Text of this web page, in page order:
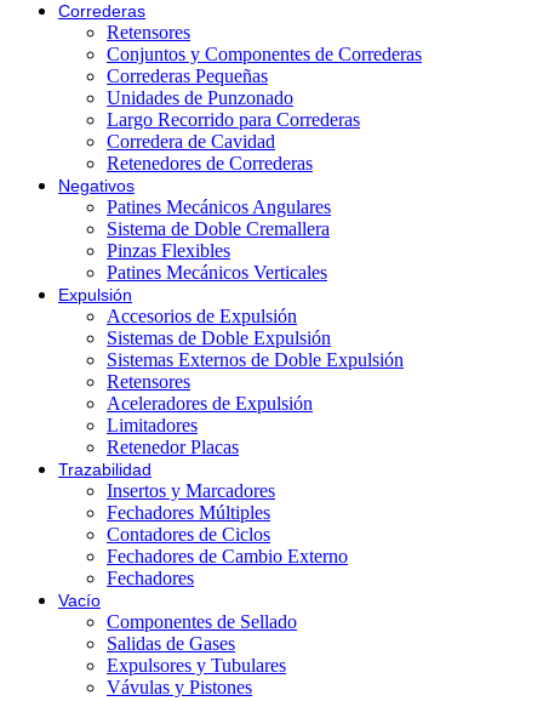
Correderas
Retensores
Conjuntos y Componentes de Correderas
Correderas Pequeñas
Unidades de Punzonado
Largo Recorrido para Correderas
Corredera de Cavidad
Retenedores de Correderas
Negativos
Patines Mecánicos Angulares
Sistema de Doble Cremallera
Pinzas Flexibles
Patines Mecánicos Verticales
Expulsión
Accesorios de Expulsión
Sistemas de Doble Expulsión
Sistemas Externos de Doble Expulsión
Retensores
Aceleradores de Expulsión
Limitadores
Retenedor Placas
Trazabilidad
Insertos y Marcadores
Fechadores Múltiples
Contadores de Ciclos
Fechadores de Cambio Externo
Fechadores
Vacío
Componentes de Sellado
Salidas de Gases
Expulsores y Tubulares
Vávulas y Pistones